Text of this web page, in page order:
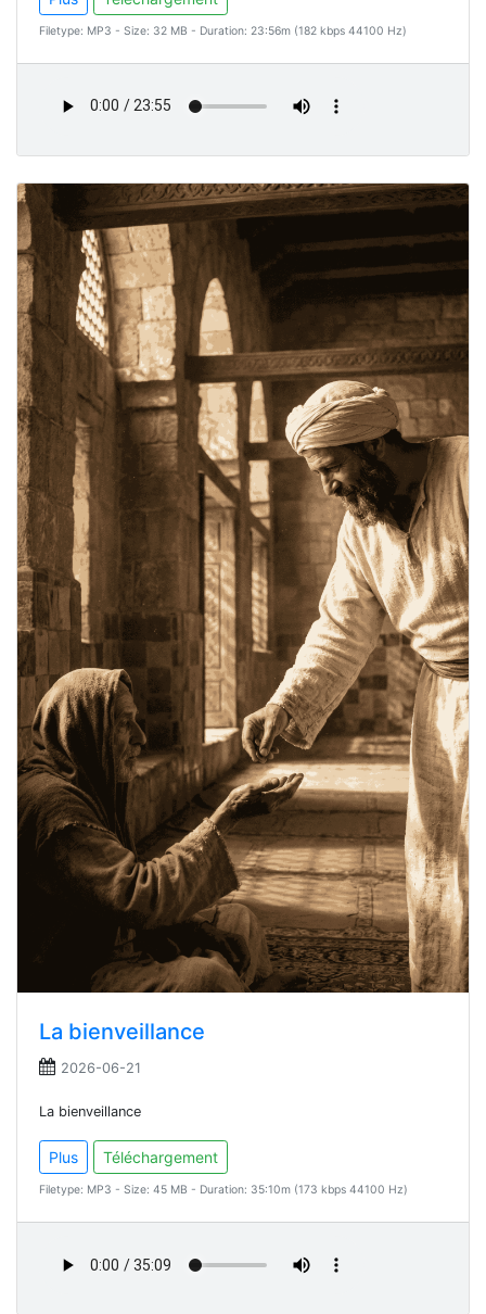
Filetype: MP3 - Size: 32 MB - Duration: 23:56m (182 kbps 44100 Hz)
La bienveillance
2026-06-21
La bienveillance
Plus Téléchargement
Filetype: MP3 - Size: 45 MB - Duration: 35:10m (173 kbps 44100 Hz)